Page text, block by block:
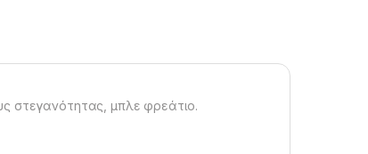
στεγανότητας, μπλε φρεάτιο.